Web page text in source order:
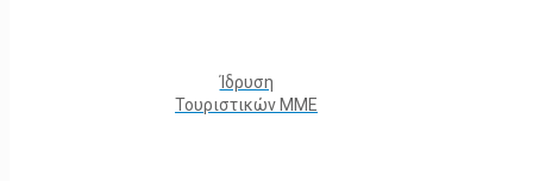
Ίδρυση
Τουριστικών ΜΜΕ